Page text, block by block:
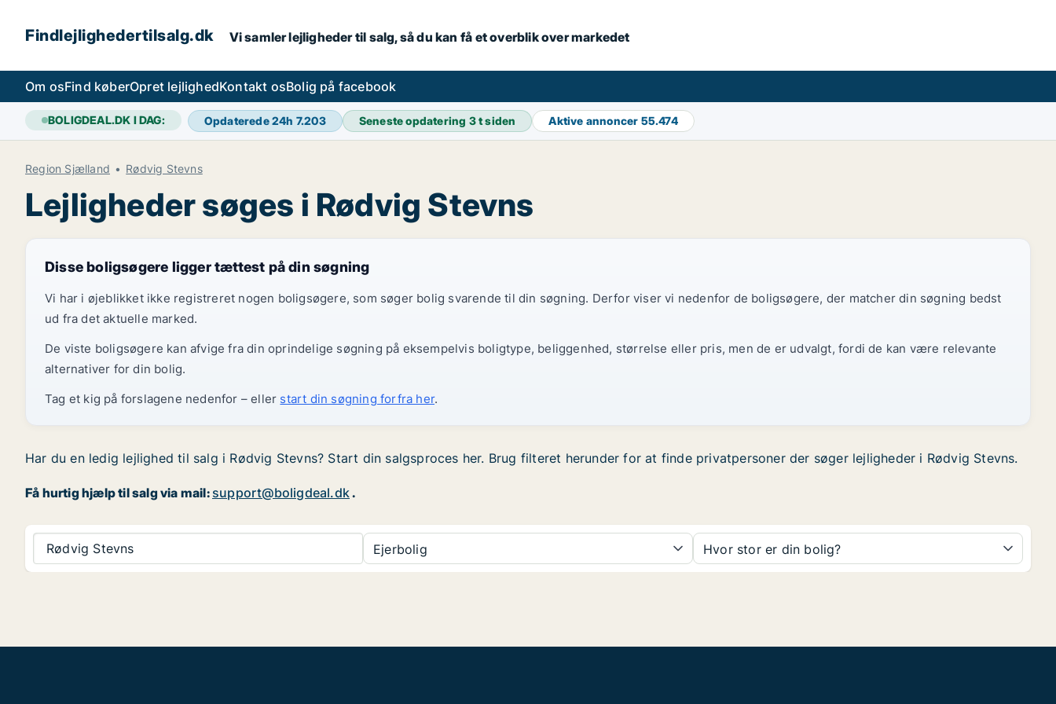
Findlejlighedertilsalg.dk Vi samler lejligheder til salg, så du kan få et overblik over markedet
Om osFind køberOpret lejlighedKontakt osBolig på facebook
BOLIGDEAL.DK I DAG: Opdaterede 24h 7.203 Seneste opdatering 3 t siden Aktive annoncer 55.474
Region Sjælland Rødvig Stevns
Lejligheder søges i Rødvig Stevns
Disse boligsøgere ligger tættest på din søgning
Vi har i øjeblikket ikke registreret nogen boligsøgere, som søger bolig svarende til din søgning. Derfor viser vi nedenfor de boligsøgere, der matcher din søgning bedst
ud fra det aktuelle marked.
De viste boligsøgere kan afvige fra din oprindelige søgning på eksempelvis boligtype, beliggenhed, størrelse eller pris, men de er udvalgt, fordi de kan være relevante
alternativer for din bolig.
Tag et kig på forslagene nedenfor – eller start din søgning forfra her.
Har du en ledig lejlighed til salg i Rødvig Stevns? Start din salgsproces her. Brug filteret herunder for at finde privatpersoner der søger lejligheder i Rødvig Stevns.
Få hurtig hjælp til salg via mail: support@boligdeal.dk.
Rødvig Stevns Ejerbolig Hvor stor er din bolig?